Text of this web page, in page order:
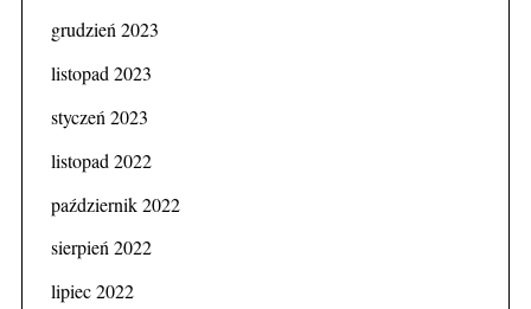
grudzień 2023
listopad 2023
styczeń 2023
listopad 2022
październik 2022
sierpień 2022
lipiec 2022